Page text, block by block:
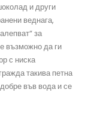
и други
веднага,
за
възможно да ги
с ниска
такива петна
във вода и се